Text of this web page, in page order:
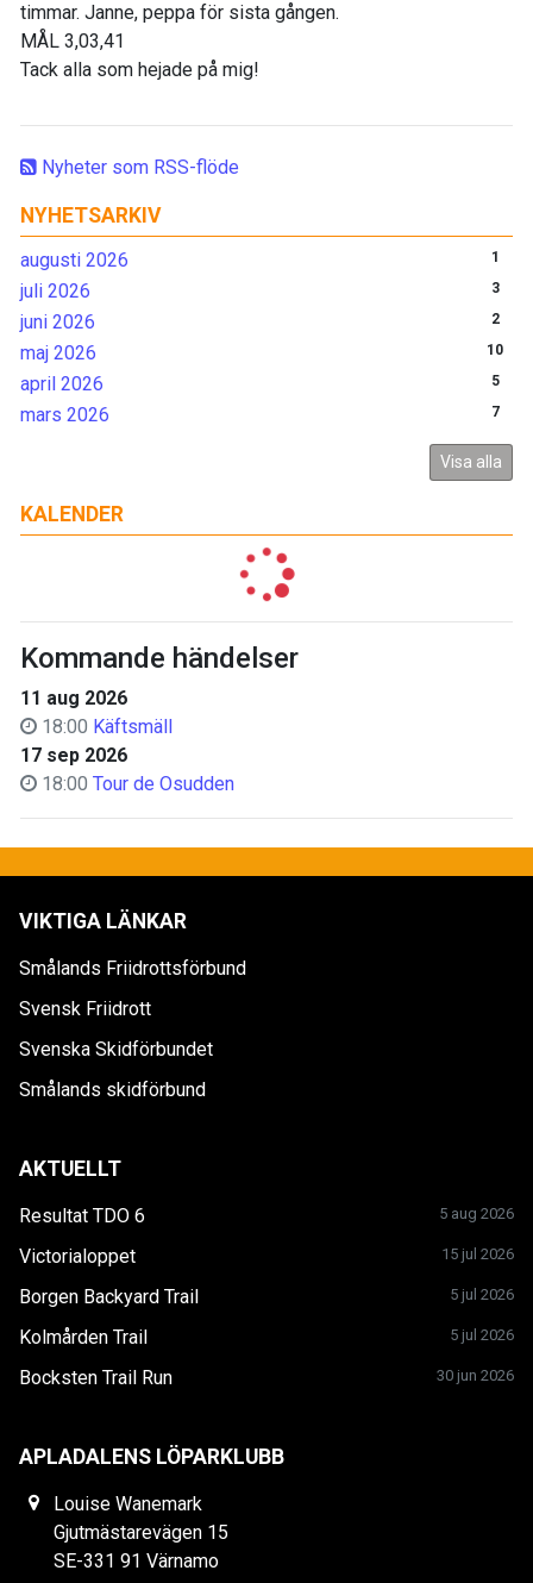
Nyheter som RSS-flöde
NYHETSARKIV
augusti 2026 1
juli 2026 3
juni 2026 2
maj 2026 10
april 2026 5
mars 2026 7
Visa alla
timmar. Janne, peppa för sista gången.
MÅL 3,03,41
Tack alla som hejade på mig!
KALENDER
Kommande händelser
11 aug 2026
18:00 Käftsmäll
17 sep 2026
18:00 Tour de Osudden
VIKTIGA LÄNKAR
Smålands Friidrottsförbund
Svensk Friidrott
Svenska Skidförbundet
Smålands skidförbund
AKTUELLT
Resultat TDO 6 5 aug 2026
Victorialoppet 15 jul 2026
Borgen Backyard Trail 5 jul 2026
Kolmården Trail 5 jul 2026
Bocksten Trail Run 30 jun 2026
APLADALENS LÖPARKLUBB
Louise Wanemark
Gjutmästarevägen 15
SE-331 91 Värnamo